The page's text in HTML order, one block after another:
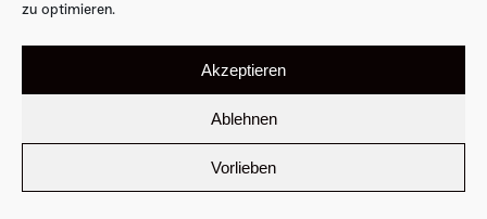
zu optimieren.
Akzeptieren
Ablehnen
Vorlieben
IMPRESSUM